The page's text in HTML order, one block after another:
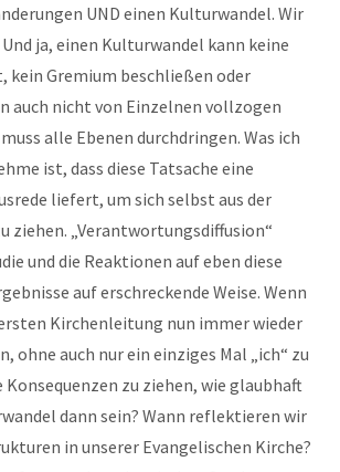
UND einen Kulturwandel. Wir
ja, einen Kulturwandel kann keine
kein Gremium beschließen oder
auch nicht von Einzelnen vollzogen
alle Ebenen durchdringen. Was ich
ist, dass diese Tatsache eine
liefert, um sich selbst aus der
ziehen. „Verantwortungsdiffusion“
und die Reaktionen auf eben diese
auf erschreckende Weise. Wenn
Kirchenleitung nun immer wieder
ohne auch nur ein einziges Mal „ich“ zu
Konsequenzen zu ziehen, wie glaubhaft
dann sein? Wann reflektieren wir
in unserer Evangelischen Kirche?